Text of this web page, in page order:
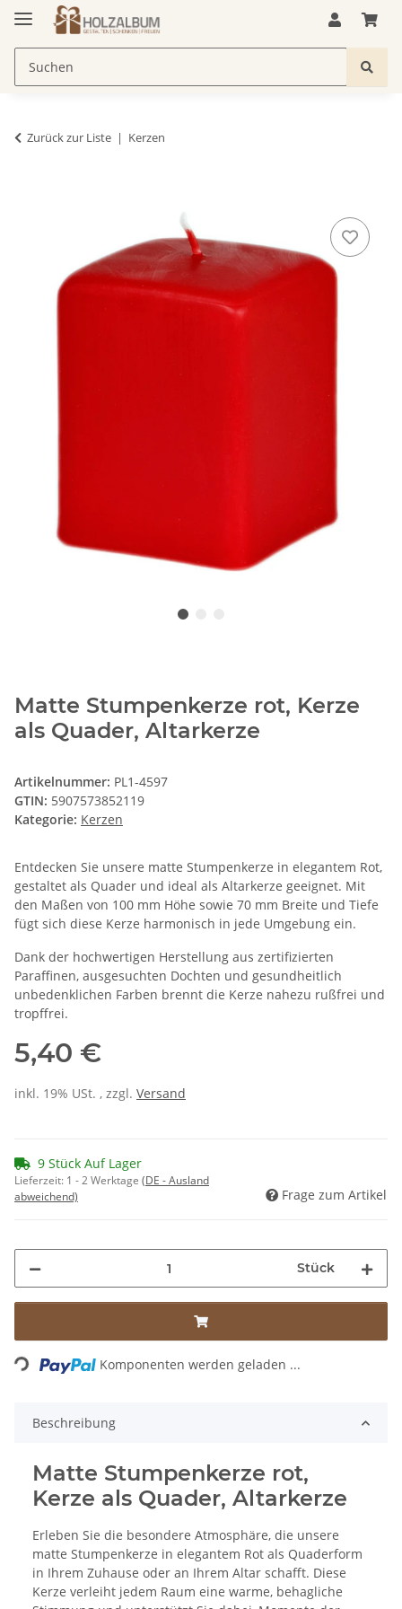
Zurück zur Liste Kerzen
Matte Stumpenkerze rot, Kerze
als Quader, Altarkerze
Artikelnummer: PL1-4597
GTIN: 5907573852119
Kategorie: Kerzen
Entdecken Sie unsere matte Stumpenkerze in elegantem Rot,
gestaltet als Quader und ideal als Altarkerze geeignet. Mit
den Maßen von 100 mm Höhe sowie 70 mm Breite und Tiefe
fügt sich diese Kerze harmonisch in jede Umgebung ein.
Dank der hochwertigen Herstellung aus zertifizierten
Paraffinen, ausgesuchten Dochten und gesundheitlich
unbedenklichen Farben brennt die Kerze nahezu rußfrei und
tropffrei.
5,40 €
inkl. 19% USt. , zzgl. Versand
9 Stück Auf Lager
Lieferzeit: 1 - 2 Werktage (DE - Ausland
abweichend)
Frage zum Artikel
Stück
Loading... Komponenten werden geladen ...
Beschreibung
Matte Stumpenkerze rot,
Kerze als Quader, Altarkerze
Erleben Sie die besondere Atmosphäre, die unsere
matte Stumpenkerze in elegantem Rot als Quaderform
in Ihrem Zuhause oder an Ihrem Altar schafft. Diese
Kerze verleiht jedem Raum eine warme, behagliche